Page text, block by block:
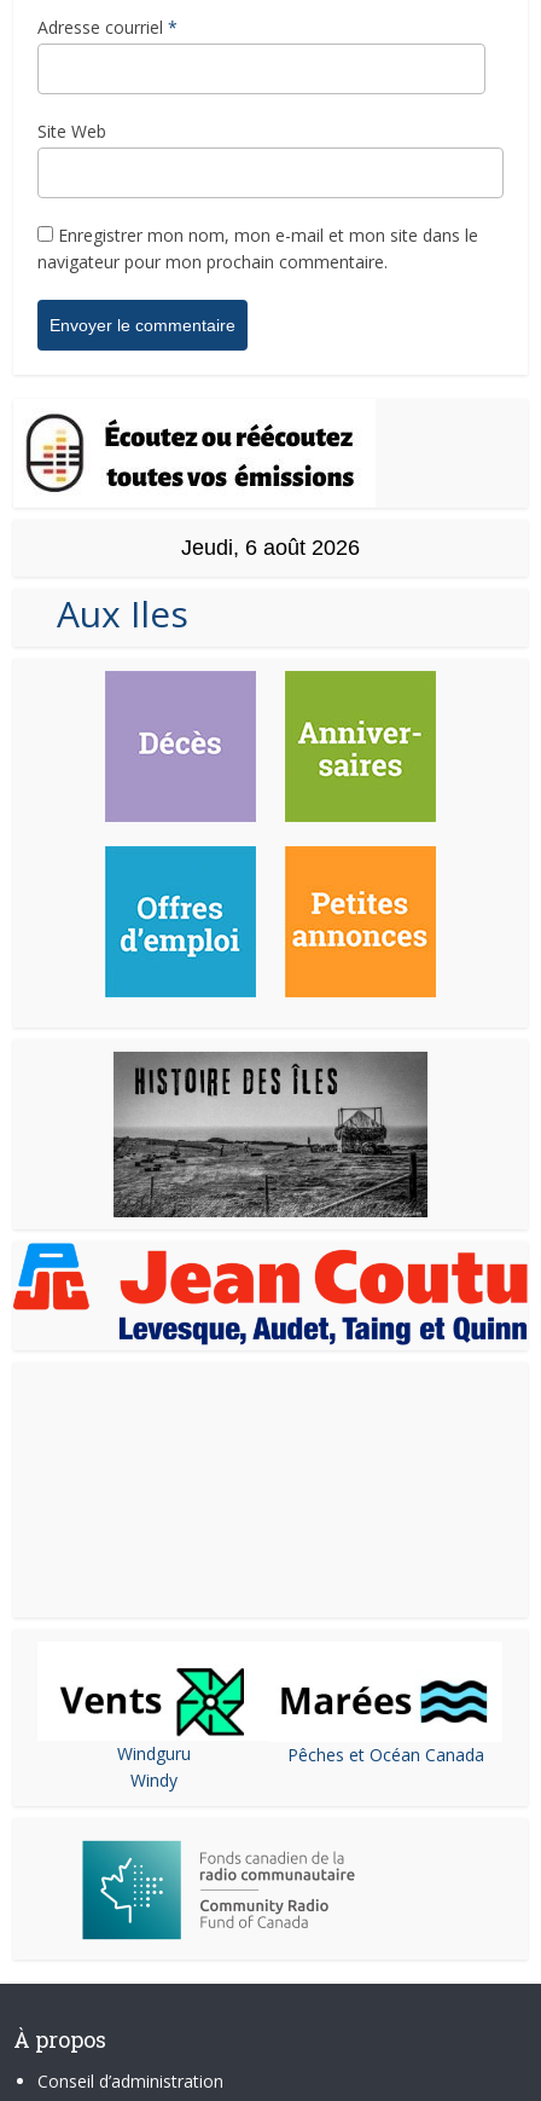
Adresse courriel *
Site Web
Enregistrer mon nom, mon e-mail et mon site dans le
navigateur pour mon prochain commentaire.
Jeudi, 6 août 2026
Aux Iles
Windguru
Windy
Pêches et Océan Canada
À propos
Conseil d’administration